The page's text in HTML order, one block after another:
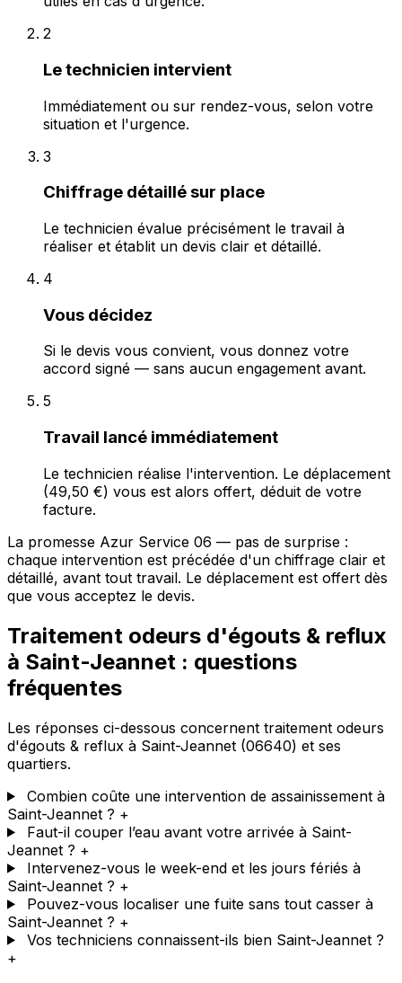
2
Le technicien intervient
Immédiatement ou sur rendez-vous, selon votre
situation et l'urgence.
3
Chiffrage détaillé sur place
Le technicien évalue précisément le travail à
réaliser et établit un devis clair et détaillé.
4
Vous décidez
Si le devis vous convient, vous donnez votre
accord signé — sans aucun engagement avant.
5
Travail lancé immédiatement
Le technicien réalise l'intervention. Le déplacement
(49,50 €) vous est alors offert, déduit de votre
facture.
La promesse Azur Service 06 — pas de surprise :
chaque intervention est précédée d'un chiffrage clair et
détaillé, avant tout travail. Le déplacement est offert dès
que vous acceptez le devis.
Traitement odeurs d'égouts & reflux
à Saint-Jeannet : questions
fréquentes
Les réponses ci-dessous concernent traitement odeurs
d'égouts & reflux à Saint-Jeannet (06640) et ses
quartiers.
Combien coûte une intervention de assainissement à
Saint-Jeannet ? +
Faut-il couper l’eau avant votre arrivée à Saint-
Jeannet ? +
Intervenez-vous le week-end et les jours fériés à
Saint-Jeannet ? +
Pouvez-vous localiser une fuite sans tout casser à
Saint-Jeannet ? +
Vos techniciens connaissent-ils bien Saint-Jeannet ?
+